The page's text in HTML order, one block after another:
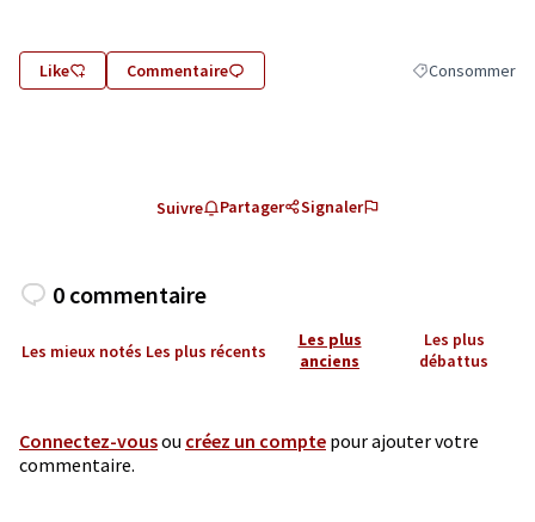
Like Commentaire Filtrer les
Consommer
Suivre Partager Signaler
0 commentaire
Les mieux notés Les plus récents
Les plus
anciens
Les plus
débattus
Connectez-vousou créez un compte pour ajouter votre
commentaire.